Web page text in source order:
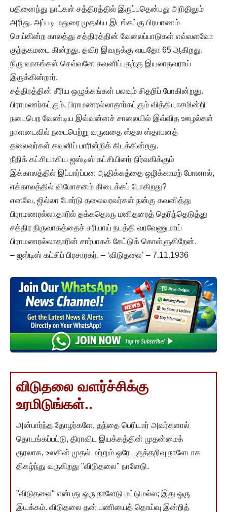
பதினைந்து நாட்கள் சத்திரத்தில் இருப்பதென்பது அரிதிலும்
அரிது. அப்படி மதுரை முதலிய இடங்கட்கு பிரயாணம்
செய்கின்ற காலத்து சத்திரத்தின் வேலைப்பாடுகள் எவ்வளவோ
குந்தகமடை கின்றது. தவிர இவருக்கு வயதோ 65 ஆகிறது.
நிரு வாகங்கள் செவ்வனே கவனிப்பதற்கு இயலாதவராய்
இருக்கின்றார்.
சத்திரத்தின் சீரிய ஒழுக்கங்கள் பலவும் சிதறிப் போகின்றது.
பிராமணர்கட்கும், பிராமணரல்லாதார்கட்கும் வித்தியாசமின்றி
நடைபெற வேண்டிய இவ்வன்னச் சாலையில் இவ்வித ஊழல்கள்
நாளடைவில் நடைபெற்று வருவதை ஸ்தல ஸ்தாபனத்
தலைவர்கள் கவனிப் பாரின்றிக் கிடக்கின்றது.
நீதிக் கட்சியாகிய ஜஸ்டிஸ் கட்சியினர் நிர்வகிக்கும்
இக்காலத்தில் இப்பார்ப்பன ஆதிக்கத்தை ஒழிக்காமற் போனால்,
எக்காலத்தில் விமோசனம் கிடைக்கப் போகிறது?
எனவே, ஜில்லா போர்டு தலைவரவர்கள் நன்கு கவனித்து
பிராமணரல்லாதாரில் தக்கதொரு மனிதரைத் தெரிந்தெடுத்து
சத்திர நிருவாகத்தைச் சரியாய் நடத்தி வரவேணுமாய்
பிராமணரல்லாதாரின் சார்பாகக் கேட்டுக் கொள்ளுகிறேன்.
– ஜஸ்டிஸ் கட்சிப் பிரசாரகர். – ‘விடுதலை’ – 7.11.1936
விடுதலை வளர்ச்சிக்கு
உரமிடுங்கள்..
அன்பார்ந்த தோழர்களே, தந்தை பெரியார் அவர்களால்
தொடங்கப்பட்டு, திராவிட இயக்கத்தின் முதன்மைக்
குரலாக, உலகின் முதல் மற்றும் ஒரே பகுத்தறிவு நாளேடாக
திகழ்ந்து வருகிறது "விடுதலை" நாளேடு.
"விடுதலை" என்பது ஒரு நாளேடு மட்டுமல்ல; இது ஒரு
இயக்கம். விடுதலை தன் பணியைத் தொய்வு இன்றித்